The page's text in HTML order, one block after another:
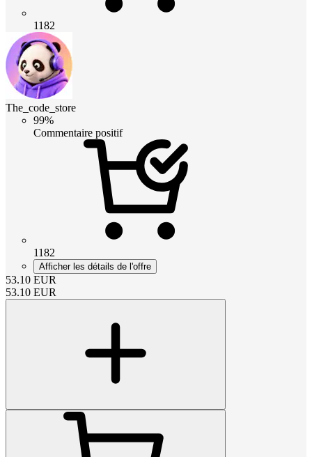
1182
The_code_store
99%
Commentaire positif
1182
Afficher les détails de l'offre
53.10 EUR
53.10 EUR